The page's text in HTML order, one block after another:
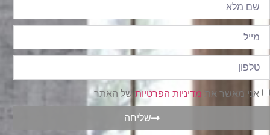
אני מאשר את מדיניות הפרטיות של האתר
שליחה